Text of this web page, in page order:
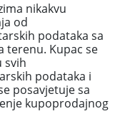
nikakvu
od
podataka sa
terenu. Kupac se
svih
podataka i
posavjetuje sa
kupoprodajnog